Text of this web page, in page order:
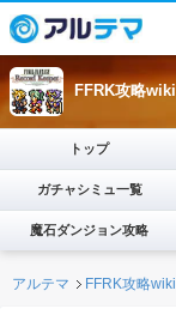
FFRK攻略wiki
トップ
ガチャシミュ一覧
魔石ダンジョン攻略
アルテマ FFRK攻略wiki